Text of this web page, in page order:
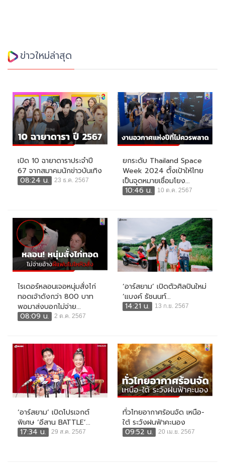
ข่าวใหม่ล่าสุด
เปิด 10 ฉายาดาราประจำปี
67 จากสมาคมนักข่าวบันเทิง
08:24 น.
23 ธ.ค. 2567
ยกระดับ Thailand Space
Week 2024 ตั้งเป้าให้ไทย
เป็นจุดหมายเชื่อมโยง...
10:46 น.
10 ต.ค. 2567
ไรเดอร์หลอนเจอหนุ่มสั่งไก่
ทอดเจ้าดังกว่า 800 บาท
พอมาส่งบอกไม่จ่าย...
08:09 น.
2 ต.ค. 2567
‘อาร์สยาม’ เปิดตัวศิลปินใหม่
‘แบงค์ ธัชนนท์...
14:21 น.
13 ก.ย. 2567
‘อาร์สยาม’ เปิดโปรเจกต์
พิเศษ ‘อีสาน BATTLE’...
17:34 น.
29 ส.ค. 2567
ทั่วไทยอากาศร้อนจัด เหนือ-
ใต้ ระวังฝนฟ้าคะนอง
09:52 น.
20 เม.ย. 2567